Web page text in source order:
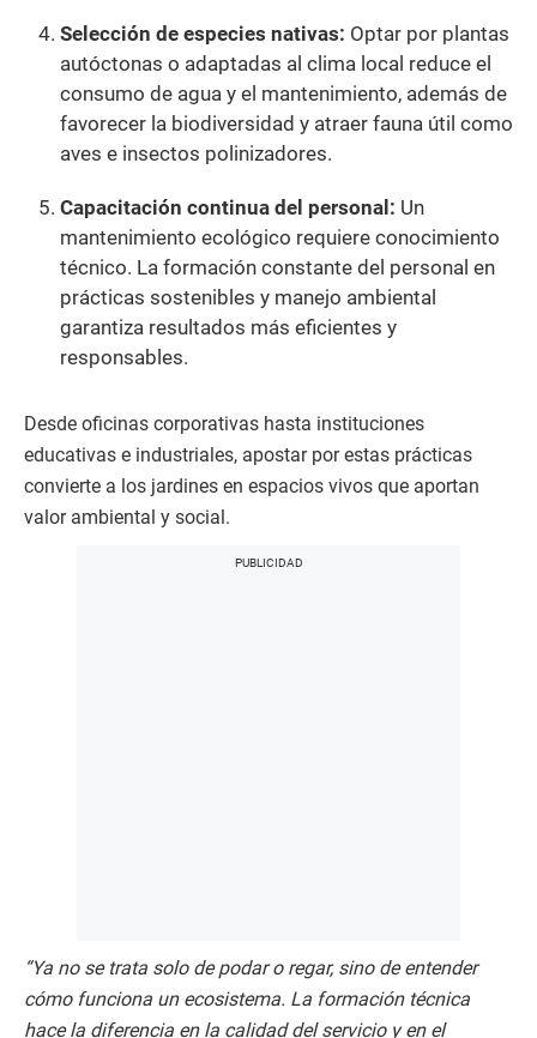
Selección de especies nativas: Optar por plantas
autóctonas o adaptadas al clima local reduce el
consumo de agua y el mantenimiento, además de
favorecer la biodiversidad y atraer fauna útil como
aves e insectos polinizadores.
Capacitación continua del personal: Un
mantenimiento ecológico requiere conocimiento
técnico. La formación constante del personal en
prácticas sostenibles y manejo ambiental
garantiza resultados más eficientes y
responsables.
Desde oficinas corporativas hasta instituciones
educativas e industriales, apostar por estas prácticas
convierte a los jardines en espacios vivos que aportan
valor ambiental y social.
“Ya no se trata solo de podar o regar, sino de entender
cómo funciona un ecosistema. La formación técnica
hace la diferencia en la calidad del servicio y en el